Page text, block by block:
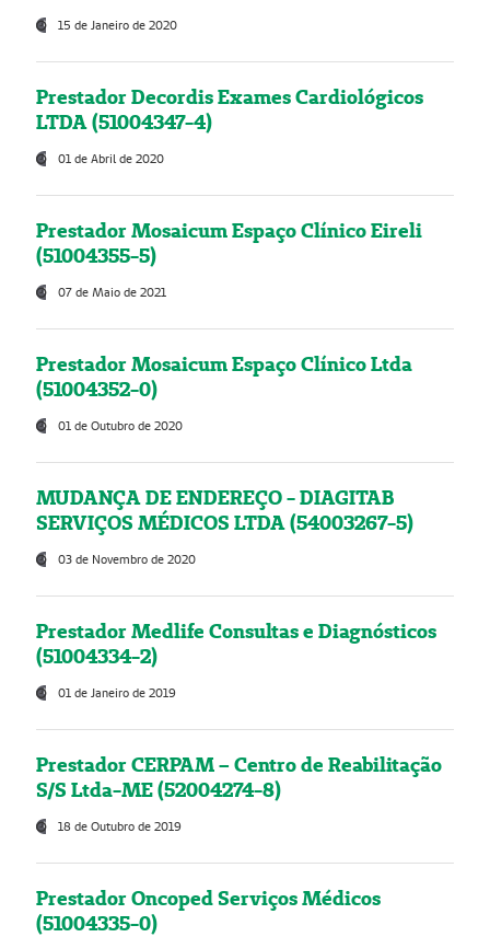
15 de Janeiro de 2020
Prestador Decordis Exames Cardiológicos
LTDA (51004347-4)
01 de Abril de 2020
Prestador Mosaicum Espaço Clínico Eireli
(51004355-5)
07 de Maio de 2021
Prestador Mosaicum Espaço Clínico Ltda
(51004352-0)
01 de Outubro de 2020
MUDANÇA DE ENDEREÇO - DIAGITAB
SERVIÇOS MÉDICOS LTDA (54003267-5)
03 de Novembro de 2020
Prestador Medlife Consultas e Diagnósticos
(51004334-2)
01 de Janeiro de 2019
Prestador CERPAM – Centro de Reabilitação
S/S Ltda-ME (52004274-8)
18 de Outubro de 2019
Prestador Oncoped Serviços Médicos
(51004335-0)